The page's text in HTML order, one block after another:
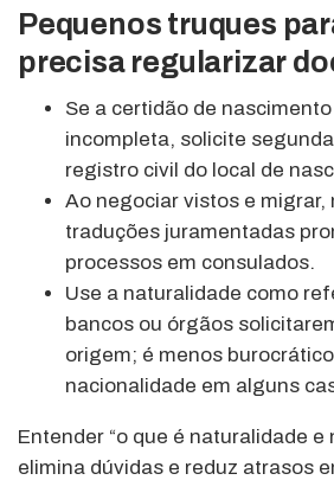
Pequenos truques
precisa regularizar
Se a certidão de
incompleta, solicite
registro civil do local de
Ao negociar vistos e migrar,
traduções juramentadas
processos em consulados.
Use a naturalidade como
bancos ou órgãos
origem; é menos
nacionalidade em alguns
Entender “o que é naturalidade e
elimina dúvidas e reduz atrasos